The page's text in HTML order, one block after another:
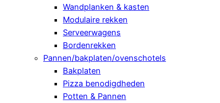
Wandplanken & kasten
Modulaire rekken
Serveerwagens
Bordenrekken
Pannen/bakplaten/ovenschotels
Bakplaten
Pizza benodigdheden
Potten & Pannen